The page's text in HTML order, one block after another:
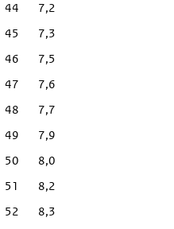
44
7,2
45
7,3
46
7,5
47
7,6
48
7,7
49
7,9
50
8,0
51
8,2
52
8,3